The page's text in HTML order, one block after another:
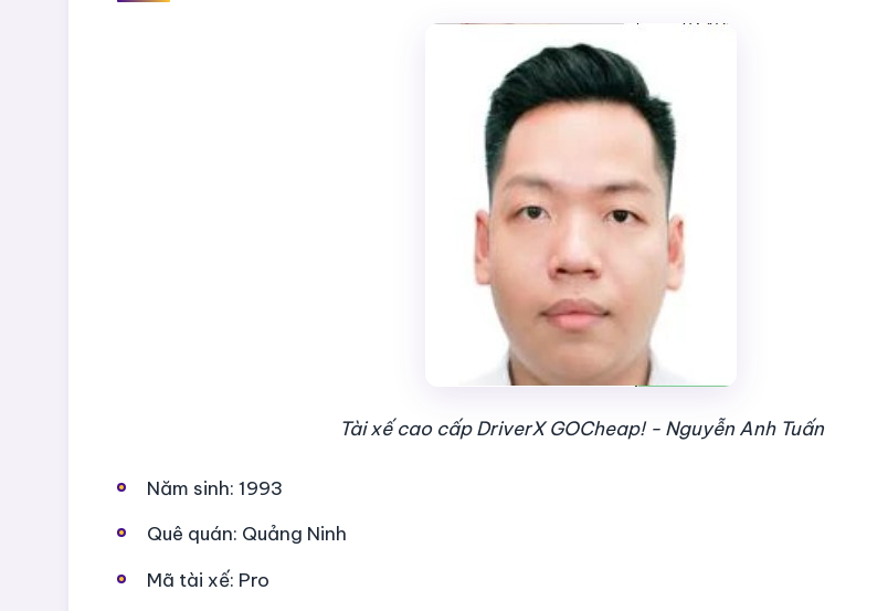
Tài xế cao cấp DriverX GOCheap! - Nguyễn Anh Tuấn
Năm sinh: 1993
Quê quán: Quảng Ninh
Mã tài xế: Pro